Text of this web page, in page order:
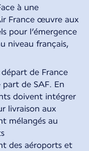
à une
France œuvre aux
pour l’émergence
niveau français,
de France
de SAF. En
doivent intégrer
livraison aux
mélangés au
des aéroports et